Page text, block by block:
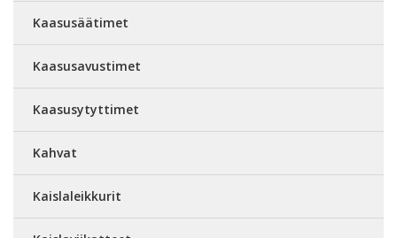
Kaasusäätimet
Kaasusavustimet
Kaasusytyttimet
Kahvat
Kaislaleikkurit